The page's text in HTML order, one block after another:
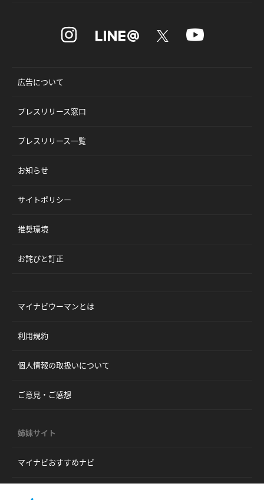
広告について
プレスリリース窓口
プレスリリース一覧
お知らせ
サイトポリシー
推奨環境
お詫びと訂正
マイナビウーマンとは
利用規約
個人情報の取扱いについて
ご意見・ご感想
姉妹サイト
マイナビおすすめナビ